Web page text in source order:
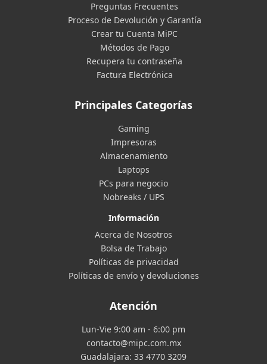
Preguntas Frecuentes
Proceso de Devolución y Garantía
Crear tu Cuenta MiPC
Métodos de Pago
Recupera tu contraseña
Factura Electrónica
Principales Categorías
Gaming
Impresoras
Almacenamiento
Laptops
PCs para negocio
Nobreaks / UPS
Información
Acerca de Nosotros
Bolsa de Trabajo
Políticas de privacidad
Políticas de envío y devoluciones
Atención
Lun-Vie 9:00 am - 6:00 pm
contacto@mipc.com.mx
Guadalajara: 33 4770 3209